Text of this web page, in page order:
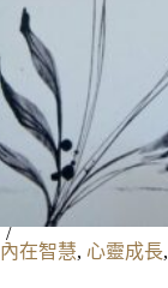
內在智慧, 心靈成長,